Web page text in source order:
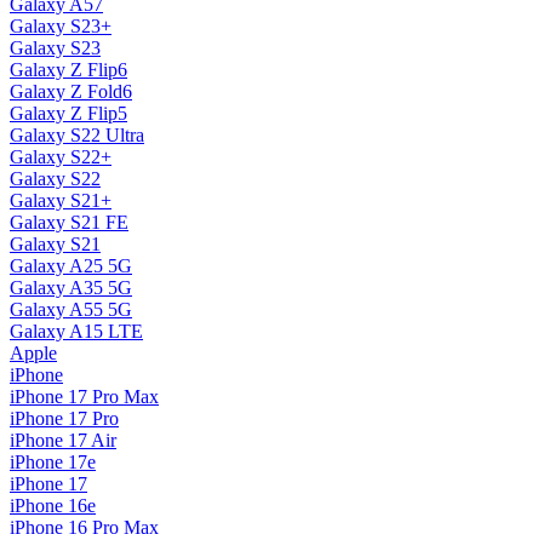
Galaxy A57
Galaxy S23+
Galaxy S23
Galaxy Z Flip6
Galaxy Z Fold6
Galaxy Z Flip5
Galaxy S22 Ultra
Galaxy S22+
Galaxy S22
Galaxy S21+
Galaxy S21 FE
Galaxy S21
Galaxy A25 5G
Galaxy A35 5G
Galaxy A55 5G
Galaxy A15 LTE
Apple
iPhone
iPhone 17 Pro Max
iPhone 17 Pro
iPhone 17 Air
iPhone 17e
iPhone 17
iPhone 16e
iPhone 16 Pro Max